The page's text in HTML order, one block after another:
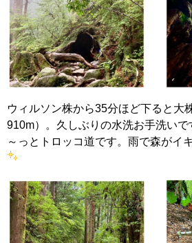
ウィルソン株から35分ほど下ると大
910m）。久しぶりの水洗お手洗いで
～っとトロッコ道です。雨で森がイ